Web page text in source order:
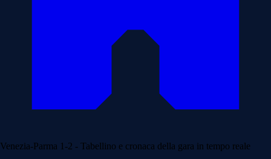
Venezia-Parma 1-2 - Tabellino e cronaca della gara in tempo reale